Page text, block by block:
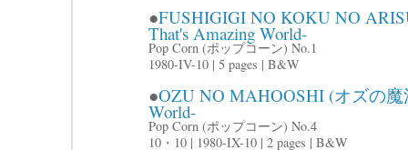
●FUSHIGIGI NO KOKU NO
That's Amazing World-
Pop Corn (ポップコーン) No.1
1980-IV-10 | 5 pages | B&W
●OZU NO MAHOOSHI (オズの魔
World-
Pop Corn (ポップコーン) No.4
10・10 | 1980-IX-10 | 2 pages | B&W